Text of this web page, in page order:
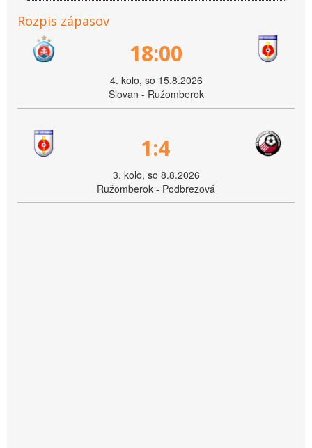
Rozpis zápasov
18:00
4. kolo, so 15.8.2026
Slovan - Ružomberok
1:4
3. kolo, so 8.8.2026
Ružomberok - Podbrezová